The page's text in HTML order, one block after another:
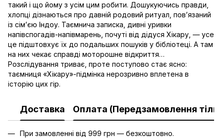
такий і що йому з усім цим робити. Дошукуючись правди,
хлопці дізнаються про давній родовий ритуал, пов’язаний
із сім’єю Індоу. Таємнича записка, дивні уривки
напівспогадів-напівмарень, почуті від дідуся Хікару, — усе
це підштовхує їх до подальших пошуків у бібліотеці. А там
на них чекає справді моторошне відкриття…
Розслідування триває, проте поступово стає ясно:
таємниця «Хікару»-підмінка нерозривно вплетена в
історію цих гір.
Доставка Оплата (Передзамовлення
При замовленні від 999 грн — безкоштовно.